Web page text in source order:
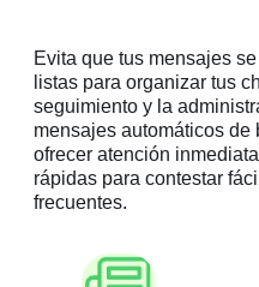
Evita que tus mensajes
listas para organizar tus
seguimiento y la
mensajes automáticos
ofrecer atención
rápidas para contestar
frecuentes.